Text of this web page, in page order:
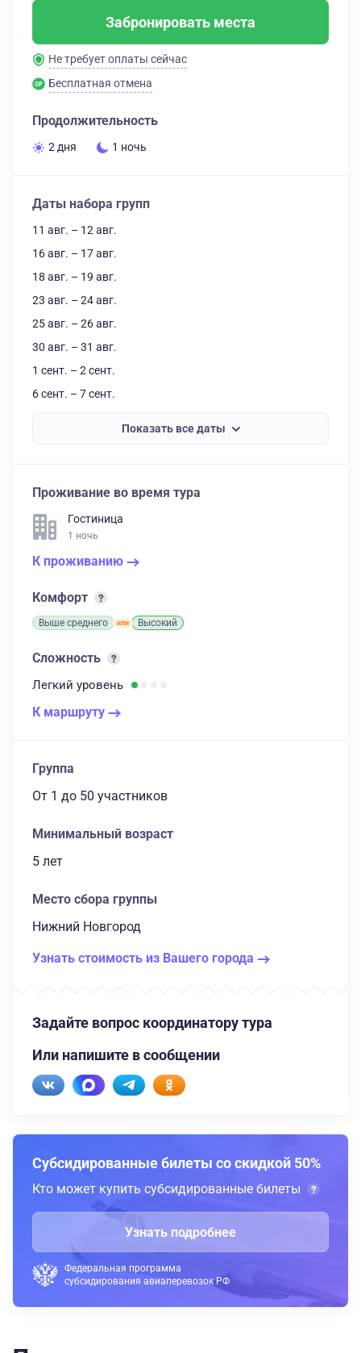
Забронировать места
Не требует оплаты сейчас
Бесплатная отмена
Продолжительность
2 дня 1 ночь
Даты набора групп
11 авг. – 12 авг.
16 авг. – 17 авг.
18 авг. – 19 авг.
23 авг. – 24 авг.
25 авг. – 26 авг.
30 авг. – 31 авг.
1 сент. – 2 сент.
6 сент. – 7 сент.
Показать все даты
Проживание во время тура
Гостиница
1 ночь
К проживанию
Комфорт
Выше среднего Высокий
Сложность
Легкий уровень
К маршруту
Группа
От 1 до 50 участников
Минимальный возраст
5 лет
Место сбора группы
Нижний Новгород
Узнать стоимость из Вашего города
Задайте вопрос координатору тура
Или напишите в сообщении
Субсидированные билеты со скидкой 50%
Кто может купить субсидированные билеты
Узнать подробнее
Федеральная программа
субсидирования авиаперевозок РФ